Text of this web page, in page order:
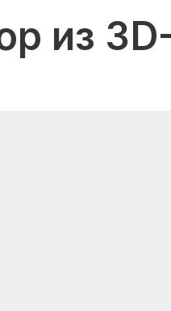
из